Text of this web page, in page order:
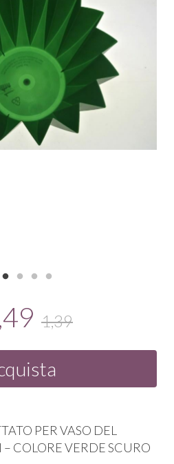
1,39
PER VASO DEL
– COLOREVERDESCURO